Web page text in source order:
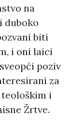
na
duboko
biti
i oni laici
poziv
za
i
Žrtve.